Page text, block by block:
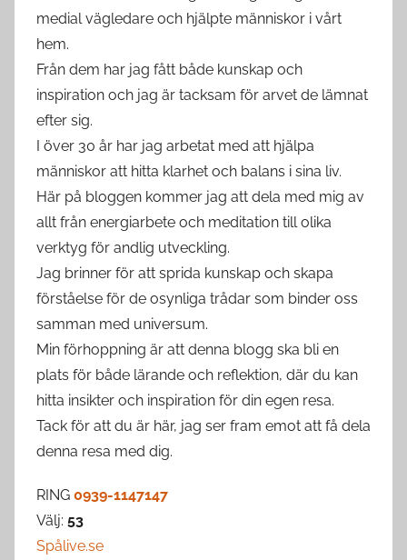
medial vägledare och hjälpte människor i vårt
hem.
Från dem har jag fått både kunskap och
inspiration och jag är tacksam för arvet de lämnat
efter sig.
I över 30 år har jag arbetat med att hjälpa
människor att hitta klarhet och balans i sina liv.
Här på bloggen kommer jag att dela med mig av
allt från energiarbete och meditation till olika
verktyg för andlig utveckling.
Jag brinner för att sprida kunskap och skapa
förståelse för de osynliga trådar som binder oss
samman med universum.
Min förhoppning är att denna blogg ska bli en
plats för både lärande och reflektion, där du kan
hitta insikter och inspiration för din egen resa.
Tack för att du är här, jag ser fram emot att få dela
denna resa med dig.
RING 0939-1147147
Välj: 53
Spålive.se